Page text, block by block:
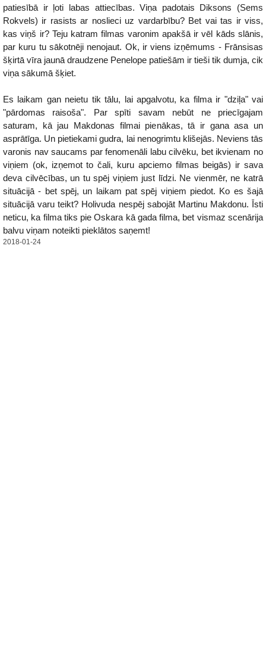
patiesībā ir ļoti labas attiecības. Viņa padotais Diksons (Sems
Rokvels) ir rasists ar noslieci uz vardarbību? Bet vai tas ir viss,
kas viņš ir? Teju katram filmas varonim apakšā ir vēl kāds slānis,
par kuru tu sākotnēji nenojaut. Ok, ir viens izņēmums - Frānsisas
šķirtā vīra jaunā draudzene Penelope patiešām ir tieši tik dumja, cik
viņa sākumā šķiet.
Es laikam gan neietu tik tālu, lai apgalvotu, ka filma ir "dziļa" vai
"pārdomas raisoša". Par spīti savam nebūt ne priecīgajam
saturam, kā jau Makdonas filmai pienākas, tā ir gana asa un
asprātīga. Un pietiekami gudra, lai nenogrimtu klišejās. Neviens tās
varonis nav saucams par fenomenāli labu cilvēku, bet ikvienam no
viņiem (ok, izņemot to čali, kuru apciemo filmas beigās) ir sava
deva cilvēcības, un tu spēj viņiem just līdzi. Ne vienmēr, ne katrā
situācijā - bet spēj, un laikam pat spēj viņiem piedot. Ko es šajā
situācijā varu teikt? Holivuda nespēj sabojāt Martinu Makdonu. Īsti
neticu, ka filma tiks pie Oskara kā gada filma, bet vismaz scenārija
balvu viņam noteikti pieklātos saņemt!
2018-01-24